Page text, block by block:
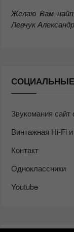
Желаю Вам
Левчук
Звукомания сайт
Винтажная Hi-Fi
Контакт
Одноклассники
Youtube